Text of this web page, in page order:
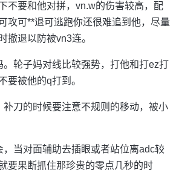
不要和他对拼，vn.w的伤害较高，配
攻可**退可逃跑你还很难追到他，尽量
撤退以防被vn3连。
。轮子妈对线比较强势，打他和打ez打
要被他的q打到。
补刀的时候要注意不规则的移动，被小
，当对面辅助去插眼或者站位离adc较
要果断抓住那珍贵的零点几秒的时